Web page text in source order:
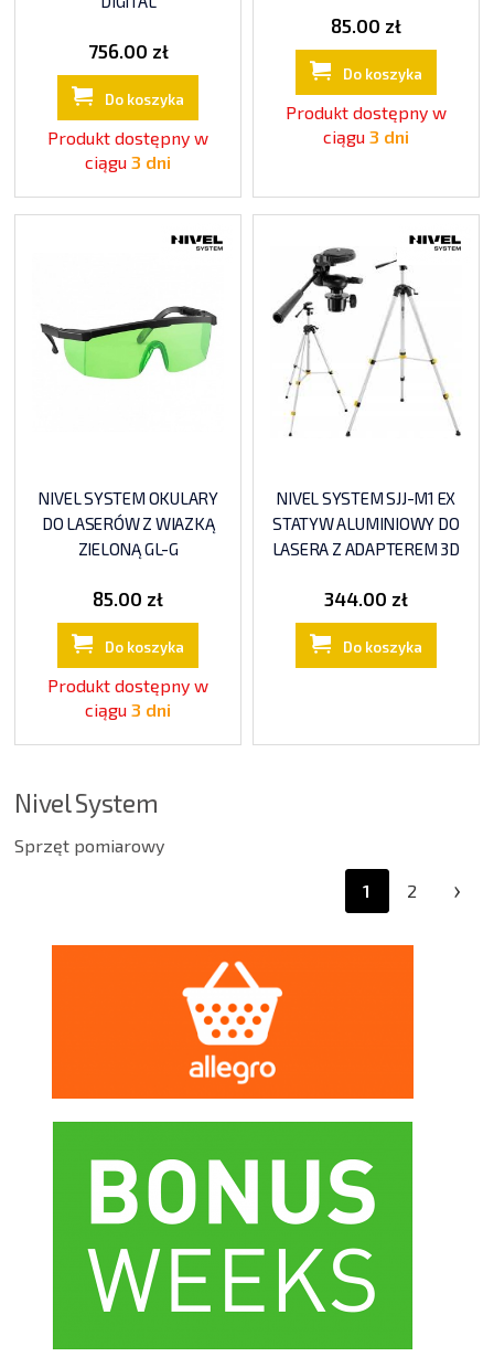
756.00 zł
Do koszyka
Produkt dostępny w
ciągu3 dni
85.00 zł
Do koszyka
Produkt dostępny w
ciągu 3 dni
NIVEL SYSTEM OKULARY
DO LASERÓW Z WIAZKĄ
ZIELONĄ GL-G
85.00 zł
Do koszyka
Produkt dostępny w
ciągu3 dni
NIVEL SYSTEM SJJ-M1 EX
STATYW ALUMINIOWY DO
LASERA Z ADAPTEREM 3D
344.00 zł
Do koszyka
Nivel System
Sprzęt pomiarowy
1 2 ›